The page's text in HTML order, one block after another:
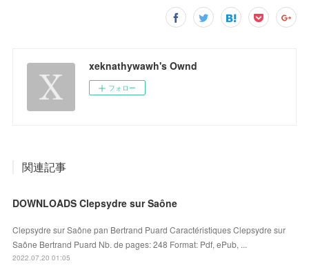
xeknathywawh's Ownd
フォロー
関連記事
DOWNLOADS Clepsydre sur Saône
Clepsydre sur Saône pan Bertrand Puard Caractéristiques Clepsydre sur
Saône Bertrand Puard Nb. de pages: 248 Format: Pdf, ePub, ...
2022.07.20 01:05